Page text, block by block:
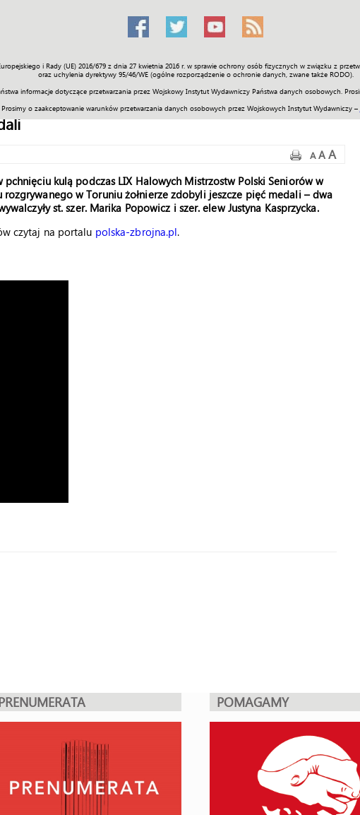
i Rady (UE) 2016/679 z dnia 27 kwietnia 2016 r. w sprawie ochrony osób fizycznych w związku z
oraz uchylenia dyrektywy 95/46/WE (ogólne rozporządzenie o ochronie danych, zwane także RODO).
informacje dotyczące przetwarzania przez Wojskowy Instytut Wydawniczy Państwa danych osobowych.
Prosimy o zaakceptowanie warunków przetwarzania danych osobowych przez Wojskowych Instytut Wydawniczy –
Świat Społeczność Sport Historia Galerie Wideo
A A A
pchnięciu kulą podczas LIX Halowych Mistrzostw Polski Seniorów w
w Toruniu żołnierze zdobyli jeszcze pięć medali – dwa
st. szer. Marika Popowicz i szer. elew Justyna Kasprzycka.
czytaj na portalu polska-zbrojna.pl.
POMAGAMY